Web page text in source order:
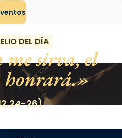
DEL DÍA
sirva, el
honrará.
26)